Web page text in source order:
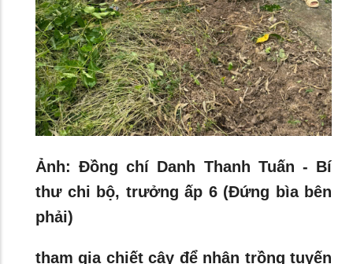
Ảnh: Đồng chí Danh Thanh Tuấn - Bí
thư chi bộ, trưởng ấp 6 (Đứng bìa bên
phải)
tham gia chiết cây để nhân trồng tuyến